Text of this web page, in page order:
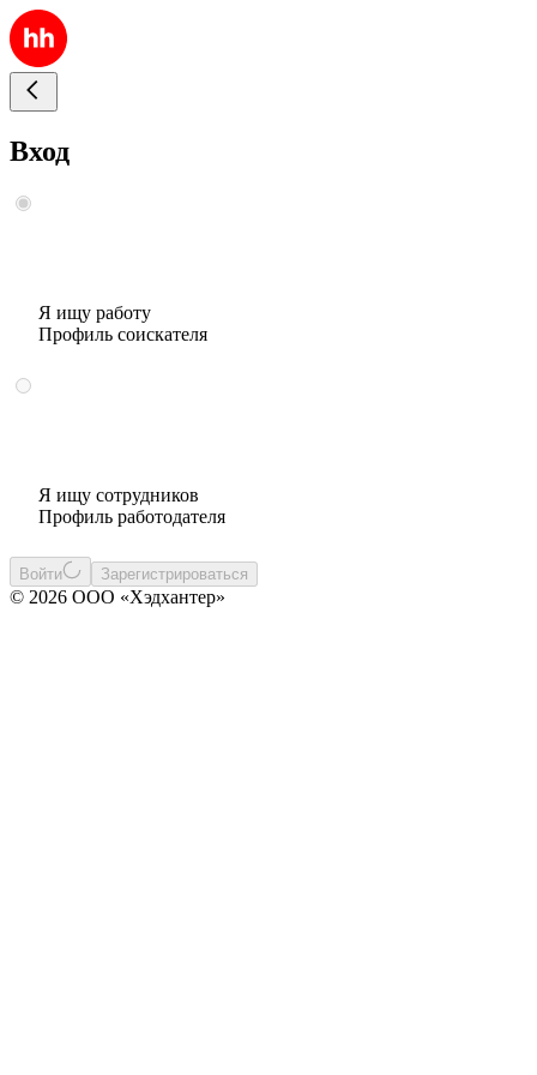
Вход
Я ищу работу
Профиль соискателя
Я ищу сотрудников
Профиль работодателя
Войти Зарегистрироваться
© 2026 ООО «Хэдхантер»